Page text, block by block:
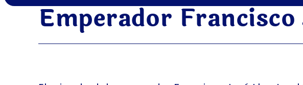
Emperador Francisco